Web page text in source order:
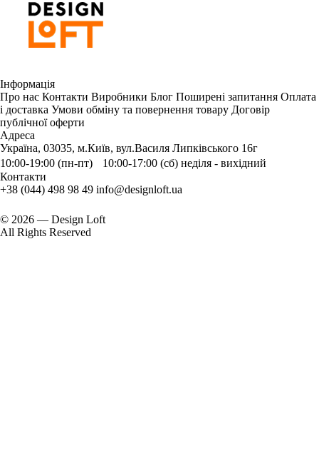
Інформація
Про нас Контакти Виробники Блог Поширені запитання Оплата
і доставка Умови обміну та повернення товару Договір
публічної оферти
Адреса
Україна, 03035, м.Київ, вул.Василя Липківського 16г
10:00-19:00 (пн-пт) 10:00-17:00 (сб) неділя - вихідний
Контакти
+38 (044) 498 98 49 info@designloft.ua
© 2026 — Design Loft
All Rights Reserved